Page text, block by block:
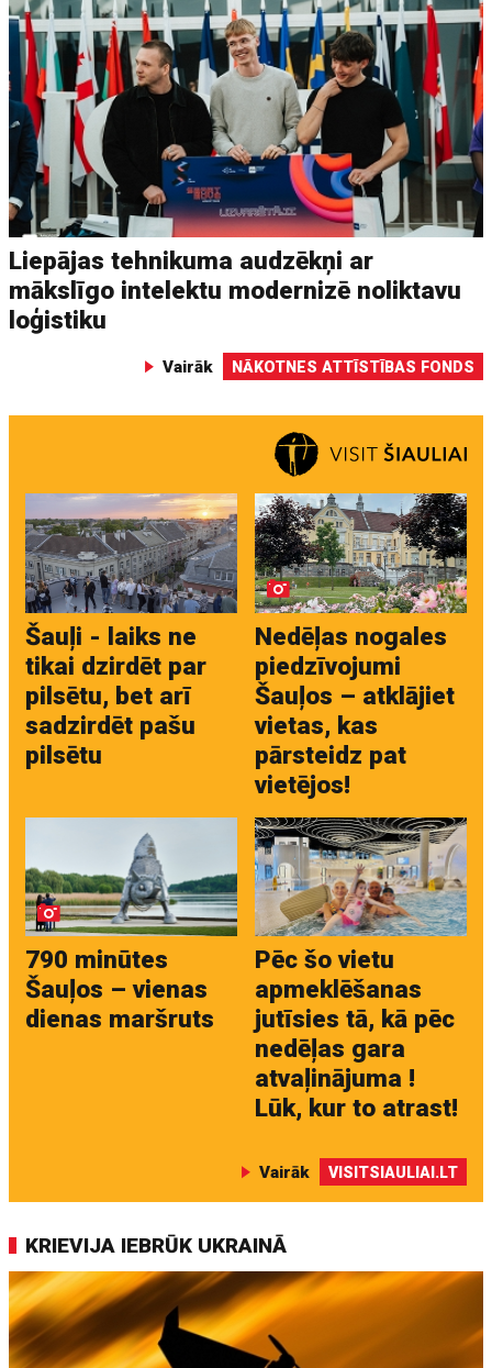
Liepājas tehnikuma audzēkņi ar
mākslīgo intelektu modernizē noliktavu
loģistiku
Vairāk NĀKOTNES ATTĪSTĪBAS FONDS
Šauļi - laiks ne
tikai dzirdēt par
pilsētu, bet arī
sadzirdēt pašu
pilsētu
Nedēļas nogales
piedzīvojumi
Šauļos – atklājiet
vietas, kas
pārsteidz pat
vietējos!
790 minūtes
Šauļos – vienas
dienas maršruts
Pēc šo vietu
apmeklēšanas
jutīsies tā, kā pēc
nedēļas gara
atvaļinājuma !
Lūk, kur to atrast!
Vairāk VISITSIAULIAI.LT
KRIEVIJA IEBRŪK UKRAINĀ